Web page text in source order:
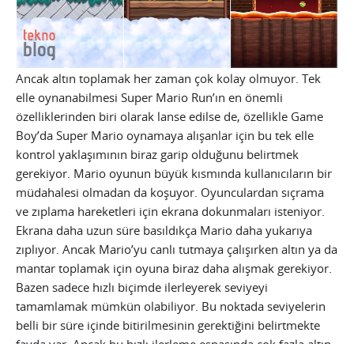
Ancak altın toplamak her zaman çok kolay olmuyor. Tek
elle oynanabilmesi Super Mario Run’ın en önemli
özelliklerinden biri olarak lanse edilse de, özellikle Game
Boy’da Super Mario oynamaya alışanlar için bu tek elle
kontrol yaklaşımının biraz garip olduğunu belirtmek
gerekiyor. Mario oyunun büyük kısmında kullanıcıların bir
müdahalesi olmadan da koşuyor. Oyunculardan sıçrama
ve zıplama hareketleri için ekrana dokunmaları isteniyor.
Ekrana daha uzun süre basıldıkça Mario daha yukarıya
zıplıyor. Ancak Mario’yu canlı tutmaya çalışırken altın ya da
mantar toplamak için oyuna biraz daha alışmak gerekiyor.
Bazen sadece hızlı biçimde ilerleyerek seviyeyi
tamamlamak mümkün olabiliyor. Bu noktada seviyelerin
belli bir süre içinde bitirilmesinin gerektiğini belirtmekte